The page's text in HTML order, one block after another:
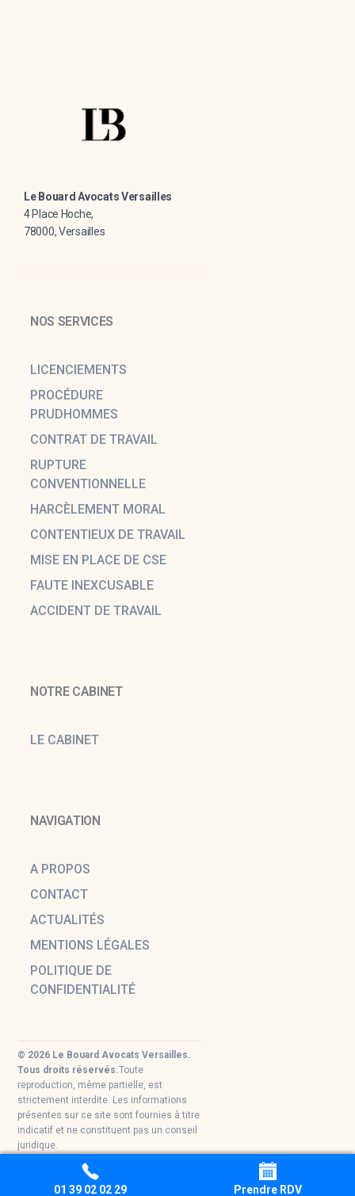
01 39 02 02 29 Prendre RDV
Le Bouard Avocats Versailles
4 Place Hoche,
78000, Versailles
NOS SERVICES
LICENCIEMENTS
PROCÉDURE
PRUDHOMMES
CONTRAT DE TRAVAIL
RUPTURE
CONVENTIONNELLE
HARCÈLEMENT MORAL
CONTENTIEUX DE TRAVAIL
MISE EN PLACE DE CSE
FAUTE INEXCUSABLE
ACCIDENT DE TRAVAIL
NOTRE CABINET
LE CABINET
NAVIGATION
A PROPOS
CONTACT
ACTUALITÉS
MENTIONS LÉGALES
POLITIQUE DE
CONFIDENTIALITÉ
© 2026 Le Bouard Avocats Versailles.
Tous droits réservés.Toute
reproduction, même partielle, est
strictement interdite. Les informations
présentes sur ce site sont fournies à titre
indicatif et ne constituent pas un conseil
juridique.
01 39 02 02 29 Prendre RDV
01 39 02 02 29 Prendre RDV
01 39 02 02 29 Prendre RDV